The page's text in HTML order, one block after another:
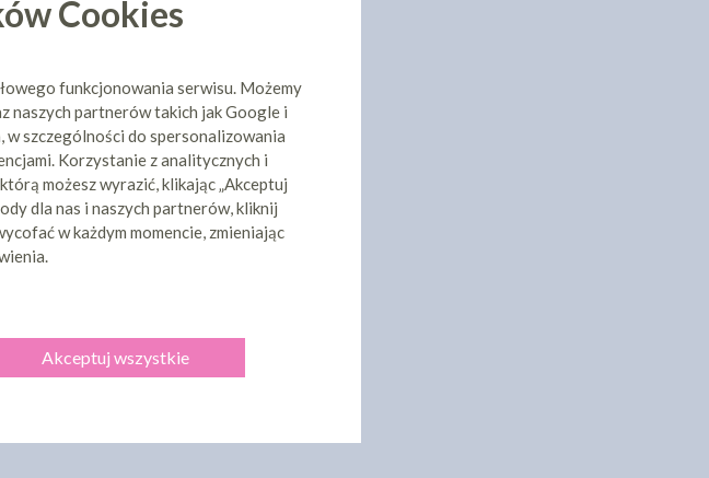
Cookies
funkcjonowania serwisu. Możemy
naszych partnerów takich jak Google i
szczególności do spersonalizowania
Korzystanie z analitycznych i
możesz wyrazić, klikając „Akceptuj
dla nas i naszych partnerów, kliknij
w każdym momencie, zmieniając
Akceptuj wszystkie